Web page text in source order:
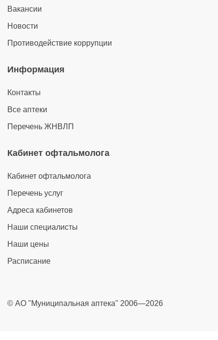
Вакансии
Новости
Противодействие коррупции
Информация
Контакты
Все аптеки
Перечень ЖНВЛП
Кабинет офтальмолога
Кабинет офтальмолога
Перечень услуг
Адреса кабинетов
Наши специалисты
Наши цены
Расписание
© АО "Муниципальная аптека" 2006—2026